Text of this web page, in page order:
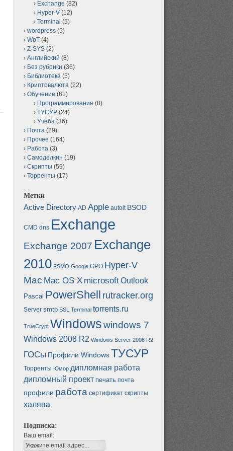
Exchange (82)
Hyper-V (12)
Terminal (5)
wordpress (5)
WoT (4)
Z-SYS (2)
Английский (8)
Без рубрики (36)
Библиотека (5)
Криптовалюта (22)
Обучение (61)
Программирование (8)
ТУСУР (24)
Учеба (36)
Почта (29)
Прочее (164)
Работа (3)
Самоделкин (19)
Скрипты (59)
Торренты (17)
Метки
Active Directory AD Apple autoit BSOD
CMD dns Exchange
Exchange 2007 Exchange
2010 FSMO Google GPO Hyper-V
Mac Mac OS X microsoftOutlook
Pascal PowerShell rutracker.org
Server smtp SSL Terminal torrents.ru
TrueCrypt Windowswindows 7
Windows 2008 R2 Windows Server 2008 R2
ГОСы Профили WindowsТУСУР
Торренты Юмор дипломная работа
дипломный проект печать почта
профили работа сертификат скрипты
халява
Подписка:
Ваш email: